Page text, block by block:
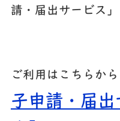
請・届出サービス
ご利用はこちら
子申請・届